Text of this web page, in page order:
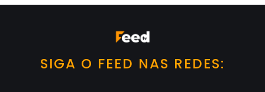
SIGA O FEED NAS REDES: